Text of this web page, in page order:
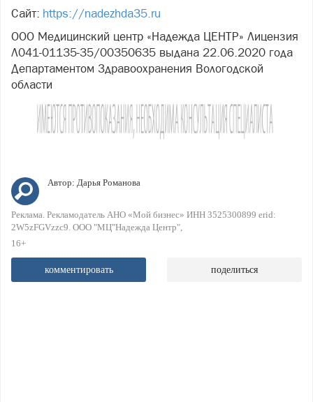
Сайт: https://nadezhda35.ru
ООО Медицинский центр «Надежда ЦЕНТР» Лицензия
Л041-01135-35/00350635 выдана 22.06.2020 года
Департаментом Здравоохранения Вологодской
области
Автор: Дарья Романова
Реклама. Рекламодатель АНО «Мой бизнес» ИНН 3525300899 erid:
2W5zFGVzzc9. ООО "МЦ"Надежда Центр"
16+
комментировать поделиться